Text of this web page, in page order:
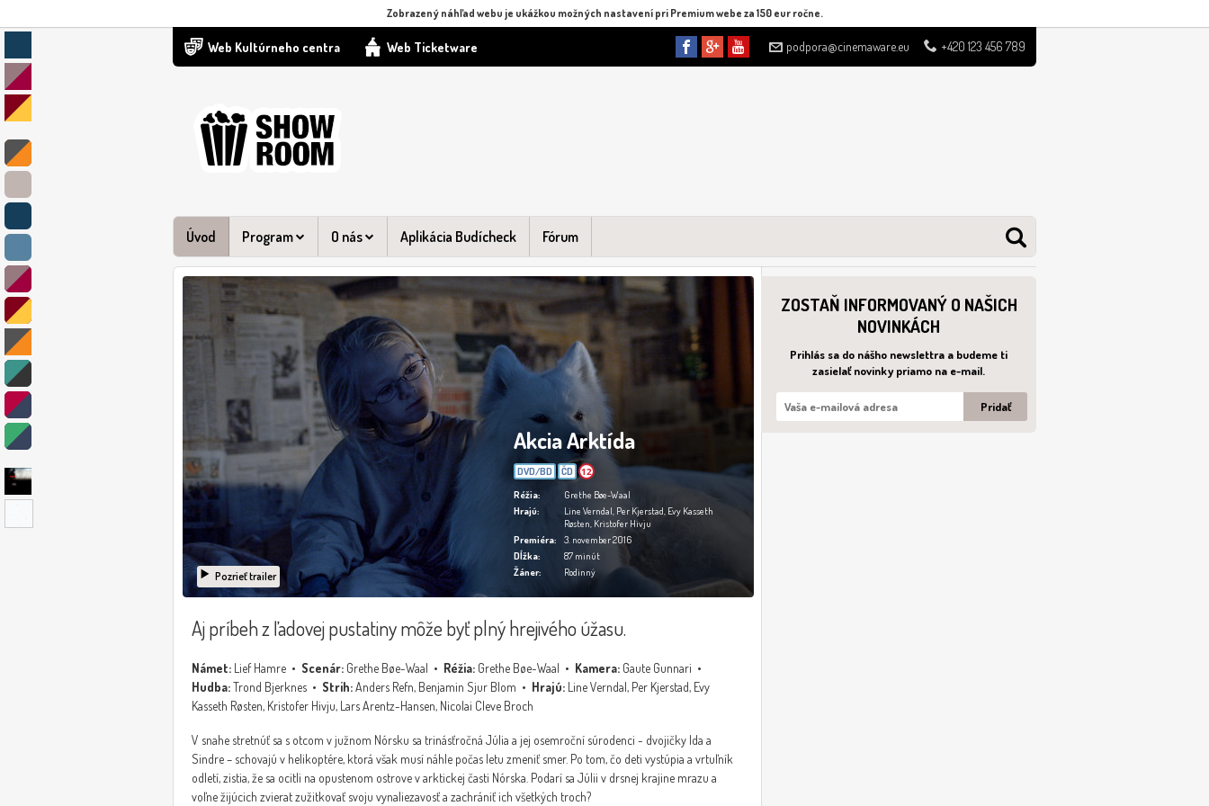
Zobrazený náhľad webu je ukážkou možných nastavení pri Premium webe za 150 eur ročne.
Web Kultúrneho centra Web Ticketware podpora@cinemaware.eu +420 123 456 789
Úvod Program O nás Aplikácia Budícheck Fórum
Pozrieť trailer
Akcia Arktída
DVD/BD ČD
12
Réžia:
Grethe Bøe-Waal
Hrajú:
Line Verndal, Per Kjerstad, Evy Kasseth
Røsten, Kristofer Hivju
Premiéra:
3. november 2016
Dĺžka:
87 minút
Žáner:
Rodinný
Aj príbeh z ľadovej pustatiny môže byť plný hrejivého úžasu.
Námet: Lief Hamre • Scenár: Grethe Bøe-Waal • Réžia: Grethe Bøe-Waal • Kamera: Gaute Gunnari •
Hudba:Trond Bjerknes • Strih:Anders Refn, Benjamin Sjur Blom • Hrajú: Line Verndal, Per Kjerstad, Evy
Kasseth Røsten, Kristofer Hivju, Lars Arentz-Hansen, Nicolai Cleve Broch
V snahe stretnúť sa s otcom v južnom Nórsku sa trinásťročná Júlia a jej osemroční súrodenci - dvojičky Ida a
Sindre – schovajú v helikoptére, ktorá však musí náhle počas letu zmeniť smer. Po tom, čo deti vystúpia a vrtuľník
odletí, zistia, že sa ocitli na opustenom ostrove v arktickej časti Nórska. Podarí sa Júlii v drsnej krajine mrazu a
voľne žijúcich zvierat zužitkovať svoju vynaliezavosť a zachrániť ich všetkých troch?
ZOSTAŇ INFORMOVANÝ O NAŠICH
NOVINKÁCH
Prihlás sa do nášho newslettra a budeme ti
zasielať novinky priamo na e-mail.